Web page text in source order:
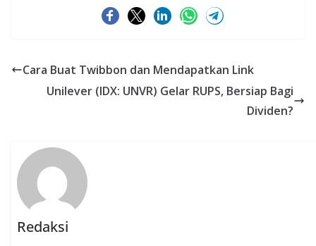
Cara Buat Twibbon dan Mendapatkan Link
Unilever (IDX: UNVR) Gelar RUPS, Bersiap Bagi
Dividen?
Redaksi